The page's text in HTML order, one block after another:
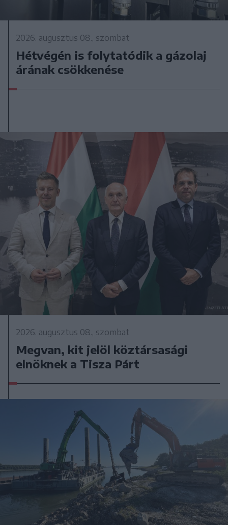
2026. augusztus 08., szombat
Hétvégén is folytatódik a gázolaj
árának csökkenése
2026. augusztus 08., szombat
Megvan, kit jelöl köztársasági
elnöknek a Tisza Párt